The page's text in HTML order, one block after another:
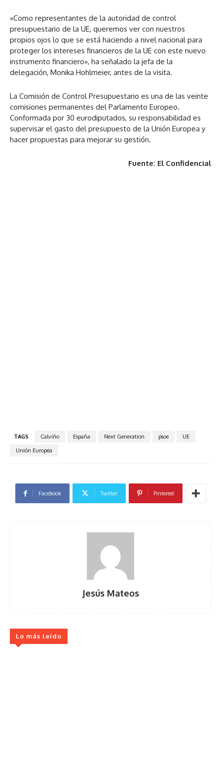
«Como representantes de la autoridad de control
presupuestario de la UE, queremos ver con nuestros
propios ojos lo que se está haciendo a nivel nacional para
proteger los intereses financieros de la UE con este nuevo
instrumento financiero», ha señalado la jefa de la
delegación, Monika Hohlmeier, antes de la visita.
La Comisión de Control Presupuestario es una de las veinte
comisiones permanentes del Parlamento Europeo.
Conformada por 30 eurodiputados, su responsabilidad es
supervisar el gasto del presupuesto de la Unión Europea y
hacer propuestas para mejorar su gestión.
Fuente: El Confidencial
TAGS Calviño España Next Generation psoe
UE
Unión Europea
Facebook Twitter Pinterest
Jesús Mateos
Lo más leído